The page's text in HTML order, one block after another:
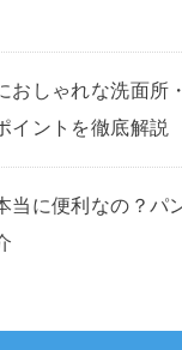
おしゃれな洗面所
イントを徹底解説
当に便利なの？パ